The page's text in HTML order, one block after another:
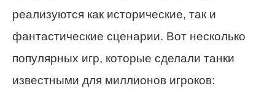
реализуются как исторические, так и
фантастические сценарии. Вот несколько
популярных игр, которые сделали танки
известными для миллионов игроков: